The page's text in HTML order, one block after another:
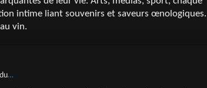
intime liant souvenirs et saveurs œnologiques.
vin.